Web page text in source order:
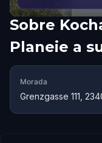
Sobre
Planeie a
Morada
Grenzgasse 111,